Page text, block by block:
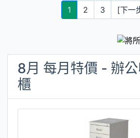
1
2 3 [下一
8月 每月特價 - 辦
櫃